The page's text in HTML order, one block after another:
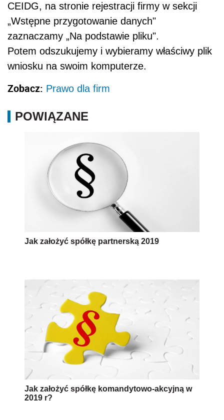
CEIDG, na stronie rejestracji firmy w sekcji
„Wstępne przygotowanie danych"
zaznaczamy „Na podstawie pliku".
Potem odszukujemy i wybieramy właściwy plik
wniosku na swoim komputerze.
Zobacz: Prawo dla firm
POWIĄZANE
Jak założyć spółkę partnerską 2019
Jak założyć spółkę komandytowo-akcyjną w
2019 r?